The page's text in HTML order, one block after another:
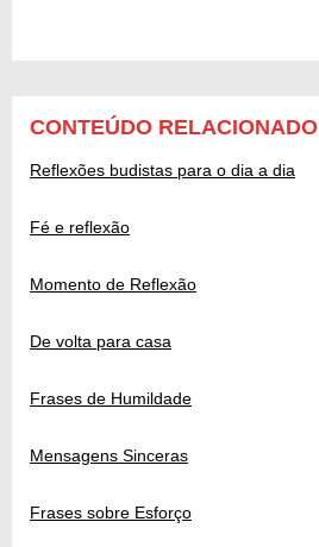
CONTEÚDO RELACIONADO
Reflexões budistas para o dia a dia
Fé e reflexão
Momento de Reflexão
De volta para casa
Frases de Humildade
Mensagens Sinceras
Frases sobre Esforço